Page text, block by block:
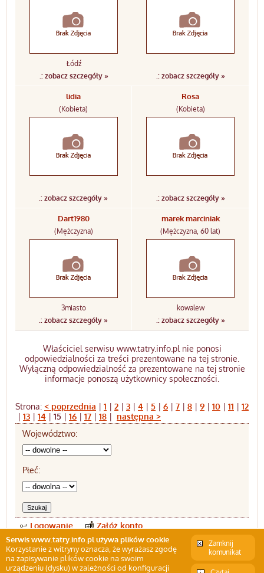
Serwis www.tatry.info.pl używa plików cookie
Korzystanie z witryny oznacza, że wyrażasz zgodę
na zapisywanie plików cookie na swoim
urządzeniu (dysku) w zależności od konfiguracji
Zamknij
komunikat
Łódź
.: zobacz szczegóły »
.: zobacz szczegóły »
lidia
(Kobieta)
.: zobacz szczegóły »
Rosa
(Kobieta)
.: zobacz szczegóły »
Dart1980
(Mężczyzna)
3miasto
.: zobacz szczegóły »
marek marciniak
(Mężczyzna, 60 lat)
kowalew
.: zobacz szczegóły »
Właściciel serwisu www.tatry.info.pl nie ponosi
odpowiedzialności za treści prezentowane na tej stronie.
Wyłączną odpowiedzialność za prezentowane na tej stronie
informacje ponoszą użytkownicy społeczności.
Strona: < poprzednia | 1 | 2 | 3 | 4 | 5 | 6 | 7 | 8 | 9 | 10 | 11 | 12
| 13 | 14 | 15 | 16 | 17 | 18 | następna >
Województwo:
Płeć:
Logowanie Załóż konto
Internetowy przewodnik po Tatrach